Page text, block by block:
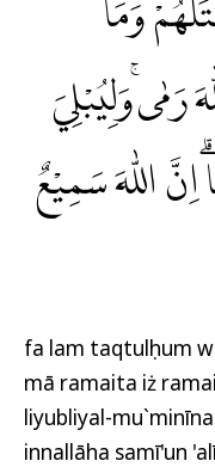
وَمَا
رَمٰىۚ وَلِيُبْلِيَ
اِنَّ اللّٰهَ سَمِيْعٌ
fa lam taqtulụhum
mā ramaita iż
liyubliyal-
innallāha samī'un